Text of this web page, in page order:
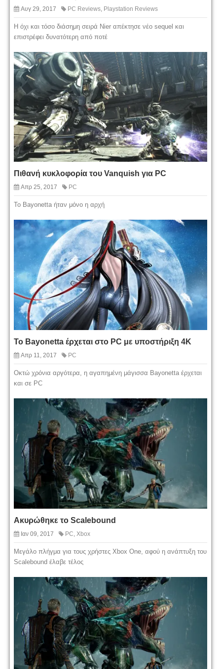
Αυγ 29, 2017 PC Reviews Playstation Reviews
Η όχι και τόσο διάσημη σειρά Nier απέκτησε νέο sequel και
επιστρέφει δυνατότερη από ποτέ
Πιθανή κυκλοφορία του Vanquish για PC
Απρ 25, 2017 PC
Το Bayonetta ήταν μόνο η αρχή
Το Bayonetta έρχεται στο PC με υποστήριξη 4K
Απρ 11, 2017 PC
Οκτώ χρόνια αργότερα, η αγαπημένη μάγισσα Bayonetta έρχεται
και σε PC
Ακυρώθηκε το Scalebound
Ιαν 09, 2017 PC, Xbox
Μεγάλο πλήγμα για τους χρήστες Xbox One, αφού η ανάπτυξη του
Scalebound έλαβε τέλος